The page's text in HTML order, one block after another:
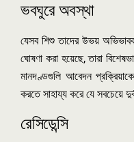
ভবঘুরে অবস্থা
যেসব শিশু তাদের উভয়
ঘোষণা করা হয়েছে, তারা
মানদণ্ডগুলি আবেদন
করতে সাহায্য করে যে সবচেয়ে
রেসিডেন্সি